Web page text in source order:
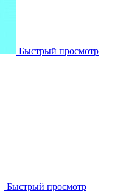
Быстрый просмотр
Быстрый просмотр